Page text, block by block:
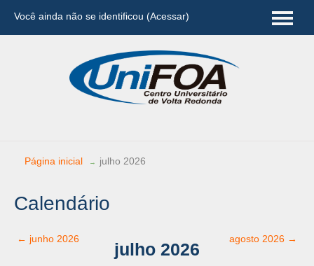
Você ainda não se identificou (Acessar)
Página inicial → julho 2026
Calendário
← junho 2026
julho 2026
agosto 2026 →